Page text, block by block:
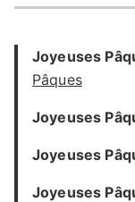
Joyeuses
Pâques
Joyeuses
Joyeuses
Joyeuses